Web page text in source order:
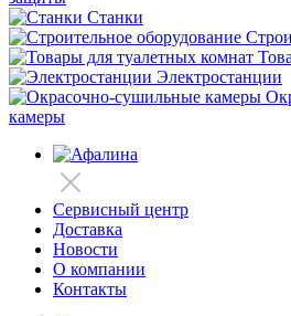
Станки
Электростанции
камеры
Сервисный центр
Доставка
Новости
О компании
Контакты